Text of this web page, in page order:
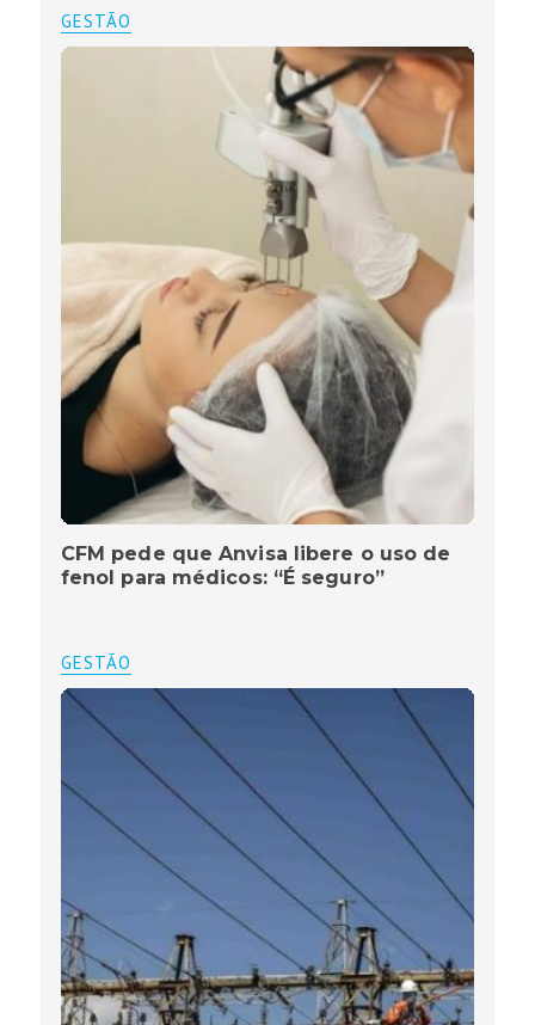
GESTÃO
CFM pede que Anvisa libere o uso de
fenol para médicos: “É seguro”
GESTÃO